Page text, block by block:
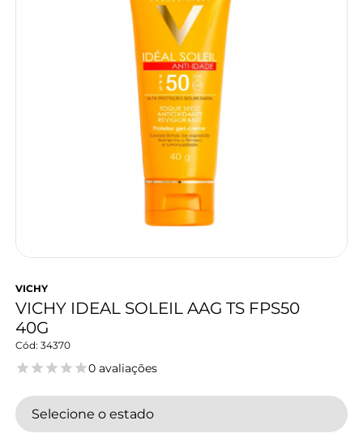
VICHY
VICHY IDEAL SOLEIL AAG TS FPS50
40G
34370
0 avaliações
Selecione o estado